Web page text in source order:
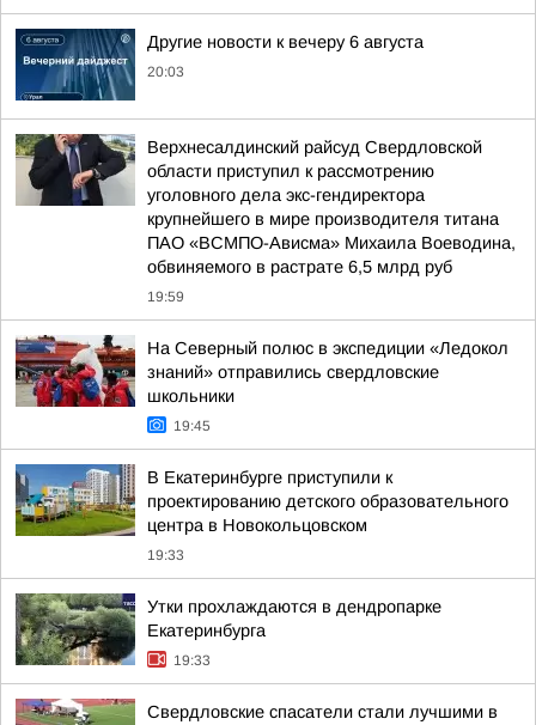
Другие новости к вечеру 6 августа
20:03
Верхнесалдинский райсуд Свердловской
области приступил к рассмотрению
уголовного дела экс-гендиректора
крупнейшего в мире производителя титана
ПАО «ВСМПО-Ависма» Михаила Воеводина,
обвиняемого в растрате 6,5 млрд руб
19:59
На Северный полюс в экспедиции «Ледокол
знаний» отправились свердловские
школьники
19:45
В Екатеринбурге приступили к
проектированию детского образовательного
центра в Новокольцовском
19:33
Утки прохлаждаются в дендропарке
Екатеринбурга
19:33
Свердловские спасатели стали лучшими в